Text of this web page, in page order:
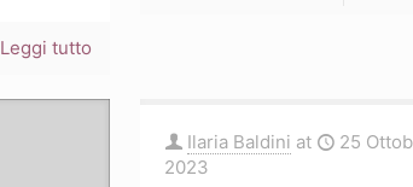
Leggi tutto
Ilaria Baldini at
25
2023